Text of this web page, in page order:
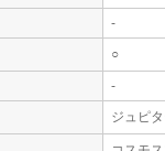
-
○
-
ジュピ